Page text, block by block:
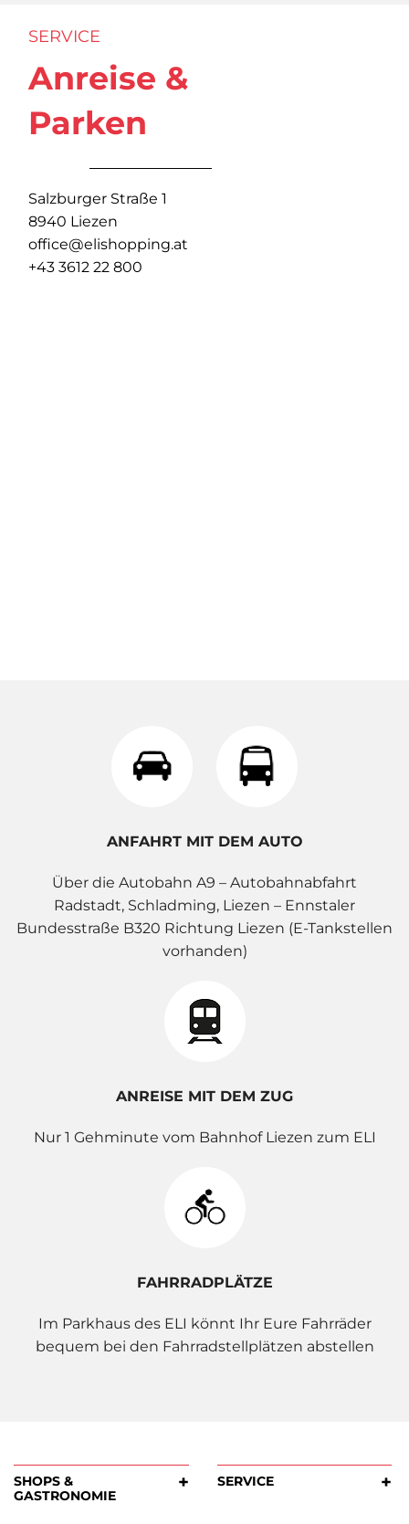
SERVICE
Anreise &
Parken
Salzburger Straße 1
8940 Liezen
office@elishopping.at
+43 3612 22 800
ANFAHRT MIT DEM AUTO
Über die Autobahn A9 – Autobahnabfahrt
Radstadt, Schladming, Liezen – Ennstaler
Bundesstraße B320 Richtung Liezen (E-Tankstellen
vorhanden)
ANREISE MIT DEM ZUG
Nur 1 Gehminute vom Bahnhof Liezen zum ELI
FAHRRADPLÄTZE
Im Parkhaus des ELI könnt Ihr Eure Fahrräder
bequem bei den Fahrradstellplätzen abstellen